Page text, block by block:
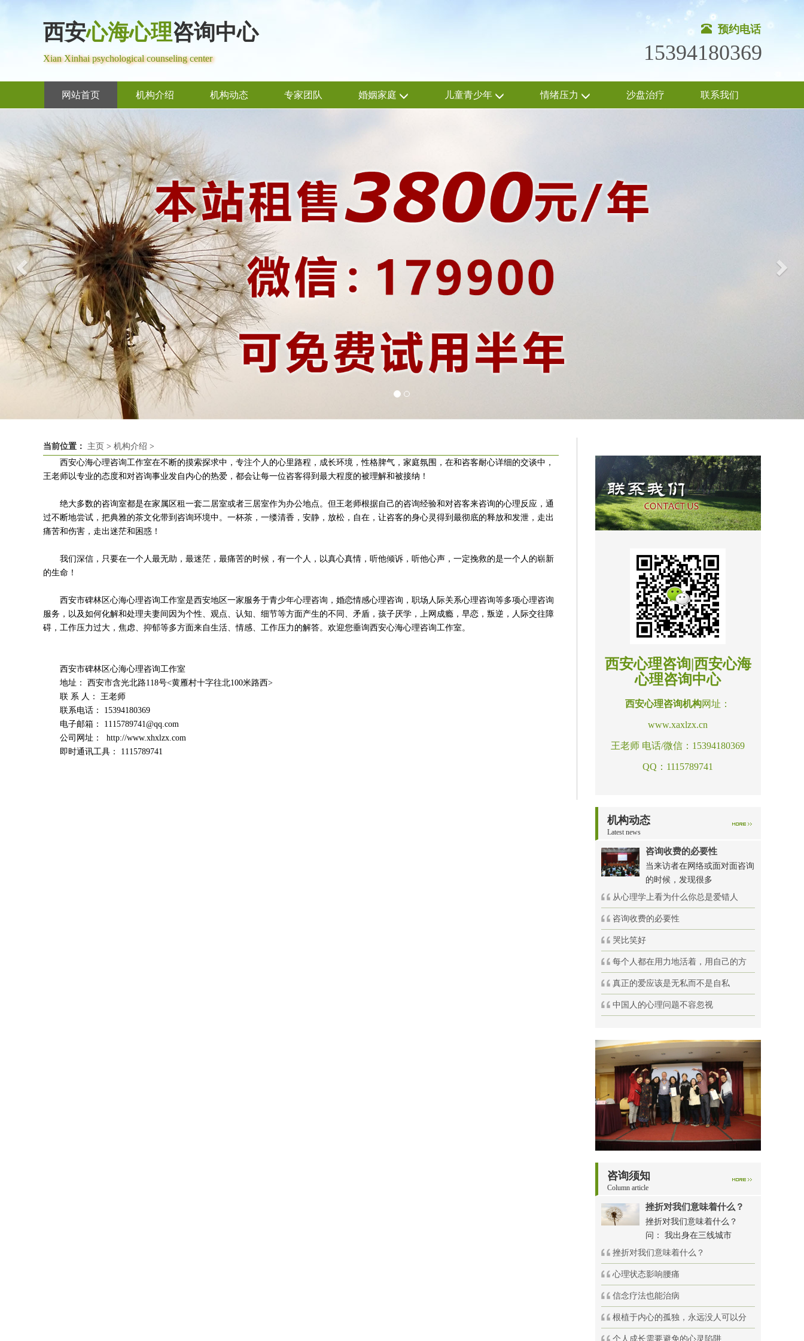
西安心海心理咨询中心
Xian Xinhai psychological counseling center
预约电话
15394180369
网站首页 机构介绍 机构动态 专家团队 婚姻家庭 儿童青少年 情绪压力 沙盘治疗 联系我们
当前位置： 主页 > 机构介绍 >
西安心海心理咨询工作室在不断的摸索探求中，专注个人的心里路程，成长环境，性格脾气，家庭氛围，在和咨客耐心详细的交谈中，
王老师以专业的态度和对咨询事业发自内心的热爱，都会让每一位咨客得到最大程度的被理解和被接纳！
绝大多数的咨询室都是在家属区租一套二居室或者三居室作为办公地点。但王老师根据自己的咨询经验和对咨客来咨询的心理反应，通
过不断地尝试，把典雅的茶文化带到咨询环境中。一杯茶，一缕清香，安静，放松，自在，让咨客的身心灵得到最彻底的释放和发泄，走出
痛苦和伤害，走出迷茫和困惑！
我们深信，只要在一个人最无助，最迷茫，最痛苦的时候，有一个人，以真心真情，听他倾诉，听他心声，一定挽救的是一个人的崭新
的生命！
西安市碑林区心海心理咨询工作室是西安地区一家服务于青少年心理咨询，婚恋情感心理咨询，职场人际关系心理咨询等多项心理咨询
服务，以及如何化解和处理夫妻间因为个性、观点、认知、细节等方面产生的不同、矛盾，孩子厌学，上网成瘾，早恋，叛逆，人际交往障
碍，工作压力过大，焦虑、抑郁等多方面来自生活、情感、工作压力的解答。欢迎您垂询西安心海心理咨询工作室。
西安市碑林区心海心理咨询工作室
地址： 西安市含光北路118号<黄雁村十字往北100米路西>
联 系 人： 王老师
联系电话： 15394180369
电子邮箱： 1115789741@qq.com
公司网址： http://www.xhxlzx.com
即时通讯工具： 1115789741
西安心理咨询|西安心海
心理咨询中心
西安心理咨询机构网址：
www.xaxlzx.cn
王老师 电话/微信：15394180369
QQ：1115789741
机构动态
Latest news
咨询收费的必要性
当来访者在网络或面对面咨询
的时候，发现很多
从心理学上看为什么你总是爱错人
咨询收费的必要性
哭比笑好
每个人都在用力地活着，用自己的方
真正的爱应该是无私而不是自私
中国人的心理问题不容忽视
咨询须知
Column article
挫折对我们意味着什么？
挫折对我们意味着什么？
问： 我出身在三线城市
挫折对我们意味着什么？
心理状态影响腰痛
信念疗法也能治病
根植于内心的孤独，永远没人可以分
个人成长需要避免的心灵陷阱